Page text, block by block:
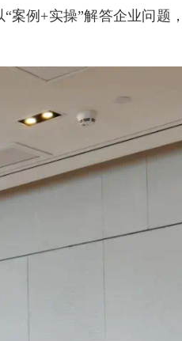
案例+实操”解答企业问题